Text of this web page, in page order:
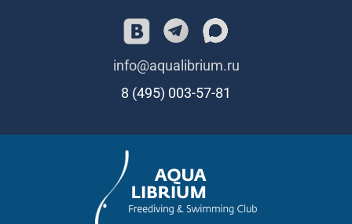
info@aqualibrium.ru
8 (495) 003-57-81